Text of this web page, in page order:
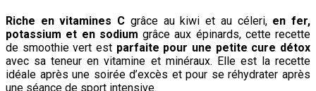
Riche en vitamines C grâce au kiwi et au céleri, en fer,
potassium et en sodium grâce aux épinards, cette recette
de smoothie vert est parfaite pour une petite cure détox
avec sa teneur en vitamine et minéraux. Elle est la recette
idéale après une soirée d’excès et pour se réhydrater après
une séance de sport intensive.